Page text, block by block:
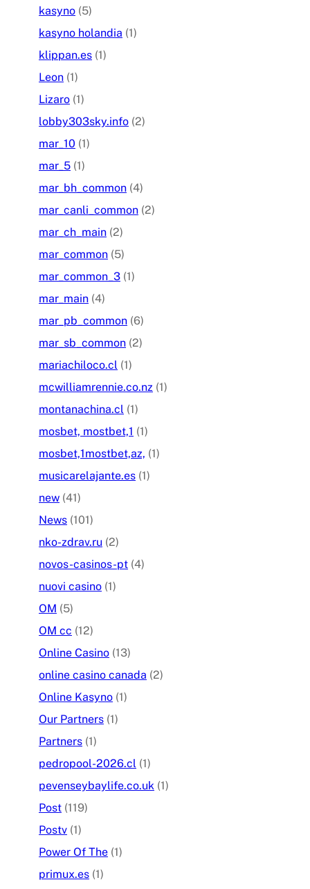
kasyno (5)
kasyno holandia (1)
klippan.es (1)
Leon (1)
Lizaro (1)
lobby303sky.info (2)
mar_10 (1)
mar_5 (1)
mar_bh_common (4)
mar_canli_common (2)
mar_ch_main (2)
mar_common (5)
mar_common_3 (1)
mar_main (4)
mar_pb_common (6)
mar_sb_common (2)
mariachiloco.cl (1)
mcwilliamrennie.co.nz (1)
montanachina.cl (1)
mosbet, mostbet,1 (1)
mosbet,1mostbet,az, (1)
musicarelajante.es (1)
new (41)
News (101)
nko-zdrav.ru (2)
novos-casinos-pt (4)
nuovi casino (1)
OM (5)
OM cc (12)
Online Casino (13)
online casino canada (2)
Online Kasyno (1)
Our Partners (1)
Partners (1)
pedropool-2026.cl (1)
pevenseybaylife.co.uk (1)
Post (119)
Postv (1)
Power Of The (1)
primux.es (1)